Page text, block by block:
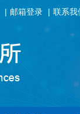
邮箱登录 联系我